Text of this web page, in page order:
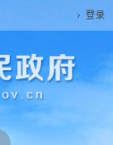
登录